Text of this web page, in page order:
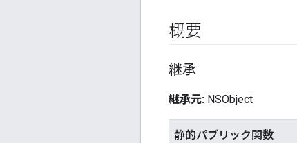
概要
継承
継承元: NSObject
静的パブリック関数